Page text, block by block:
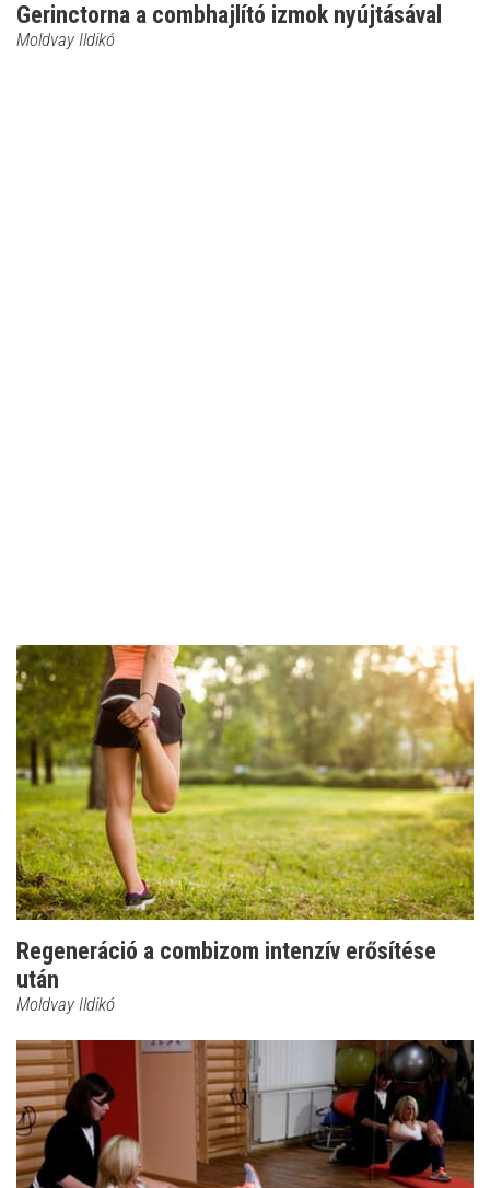
Gerinctorna a combhajlító izmok nyújtásával
Moldvay Ildikó
Regeneráció a combizom intenzív erősítése
után
Moldvay Ildikó